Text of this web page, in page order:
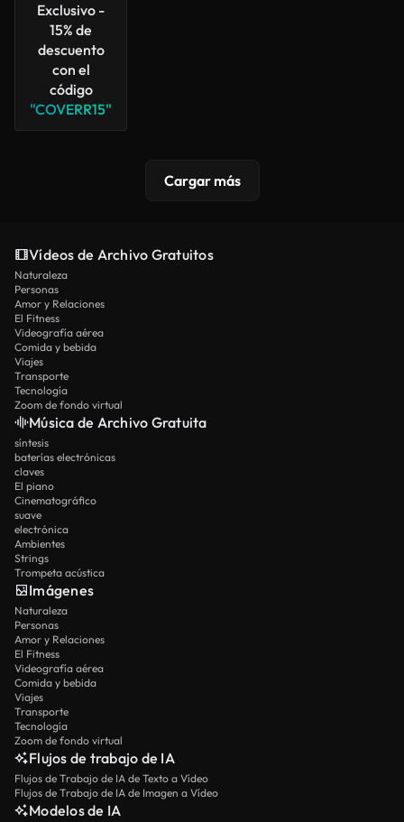
Exclusivo -
15% de
descuento
con el
código
"COVERR15"
Cargar más
Vídeos de Archivo Gratuitos
Naturaleza
Personas
Amor y Relaciones
El Fitness
Videografía aérea
Comida y bebida
Viajes
Transporte
Tecnología
Zoom de fondo virtual
Música de Archivo Gratuita
síntesis
baterías electrónicas
claves
El piano
Cinematográfico
suave
electrónica
Ambientes
Strings
Trompeta acústica
Imágenes
Naturaleza
Personas
Amor y Relaciones
El Fitness
Videografía aérea
Comida y bebida
Viajes
Transporte
Tecnología
Zoom de fondo virtual
Flujos de trabajo de IA
Flujos de Trabajo de IA de Texto a Vídeo
Flujos de Trabajo de IA de Imagen a Vídeo
Modelos de IA